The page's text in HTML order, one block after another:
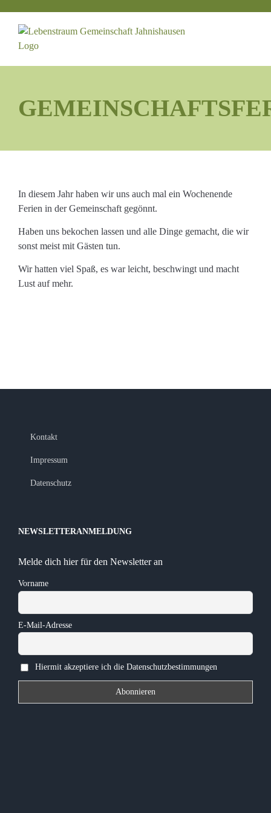
springen
In diesem Jahr haben wir uns auch mal ein Wochenende
Ferien in der Gemeinschaft gegönnt.
Haben uns bekochen lassen und alle Dinge gemacht, die wir
sonst meist mit Gästen tun.
Wir hatten viel Spaß, es war leicht, beschwingt und macht
Lust auf mehr.
Kontakt
Impressum
Datenschutz
NEWSLETTERANMELDUNG
Melde dich hier für den Newsletter an
Vorname
E-Mail-Adresse
Hiermit akzeptiere ich die Datenschutzbestimmungen